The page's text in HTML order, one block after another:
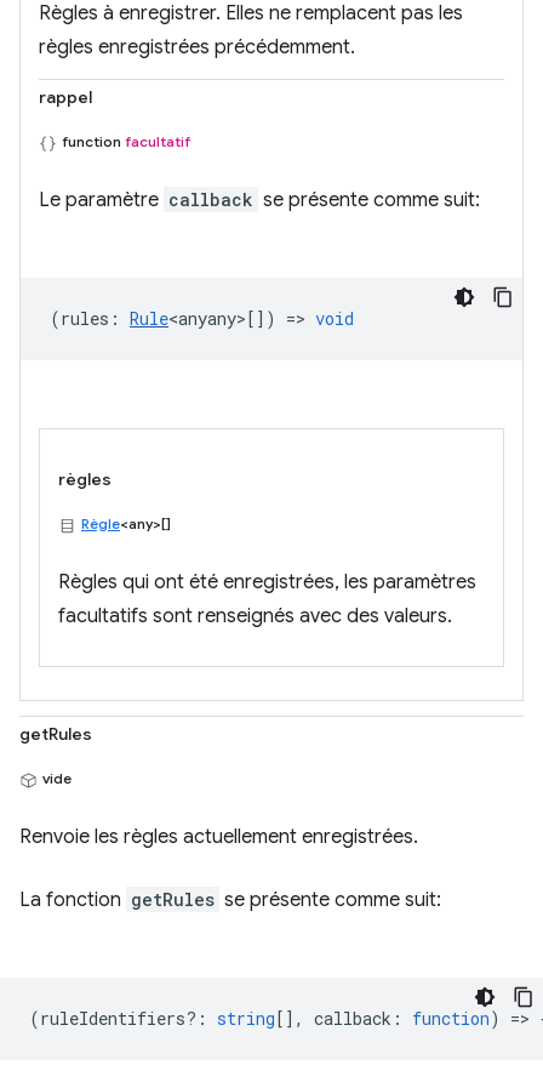
Règles à enregistrer. Elles ne remplacent pas les
règles enregistrées précédemment.
rappel
function facultatif
Le paramètre callback se présente comme suit:
(rules : Rule<anyany> []) => void
règles
Règle<any>[]
Règles qui ont été enregistrées, les paramètres
facultatifs sont renseignés avec des valeurs.
getRules
vide
Renvoie les règles actuellement enregistrées.
La fonction getRules se présente comme suit:
(ruleIdentifiers? : string [], callback : function)